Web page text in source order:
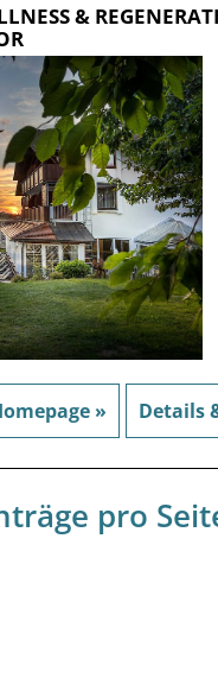
&
» Details
pro